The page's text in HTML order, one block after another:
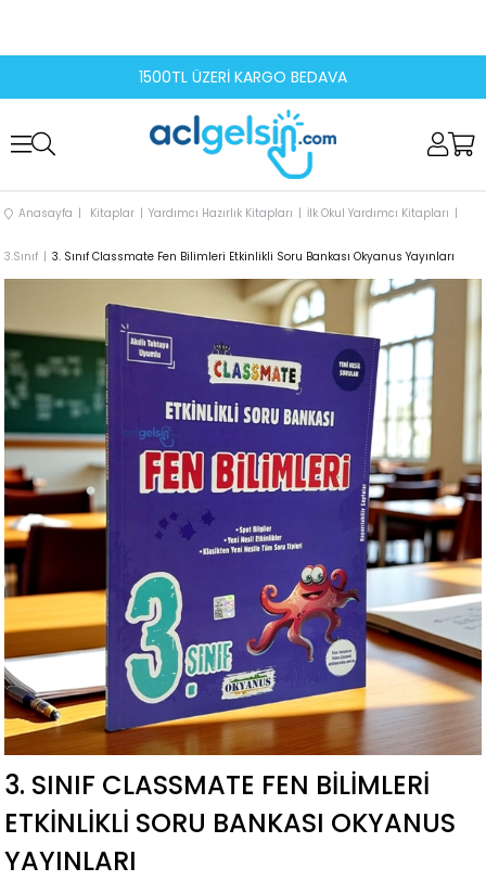
1500TL ÜZERİ KARGO BEDAVA
Anasayfa Kitaplar Yardımcı Hazırlık Kitapları İlk Okul Yardımcı Kitapları
3.Sınıf 3. Sınıf Classmate Fen Bilimleri Etkinlikli Soru Bankası Okyanus Yayınları
3. SINIF CLASSMATE FEN BILIMLERI
ETKINLIKLI SORU BANKASI OKYANUS
YAYINLARI